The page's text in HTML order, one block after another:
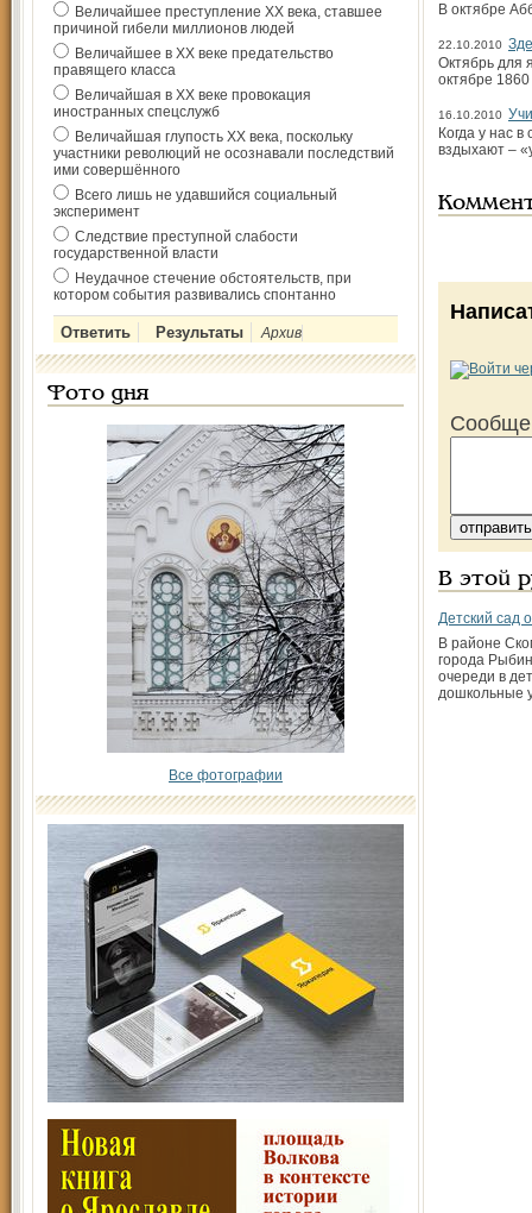
Величайшее преступление ХХ века, ставшее
причиной гибели миллионов людей
Величайшее в ХХ веке предательство
правящего класса
Величайшая в ХХ веке провокация
иностранных спецслужб
Величайшая глупость ХХ века, поскольку
участники революций не осознавали последствий
ими совершённого
Всего лишь не удавшийся социальный
эксперимент
Следствие преступной слабости
государственной власти
Неудачное стечение обстоятельств, при
котором события развивались спонтанно
Архив
Фото дня
Все фотографии
В октябре
22.10.2010
Октябрь для
октябре
16.10.2010
Когда у нас
вздыхают –
В этой
Детский сад
В районе
города
очереди в
дошкольные